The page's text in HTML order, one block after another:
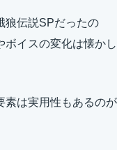
狼伝説SPだったの
ボイスの変化は懐かし
素は実用性もあるのが